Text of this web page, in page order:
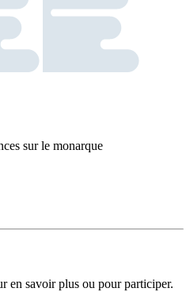
sur le monarque
en savoir plus ou pour participer.